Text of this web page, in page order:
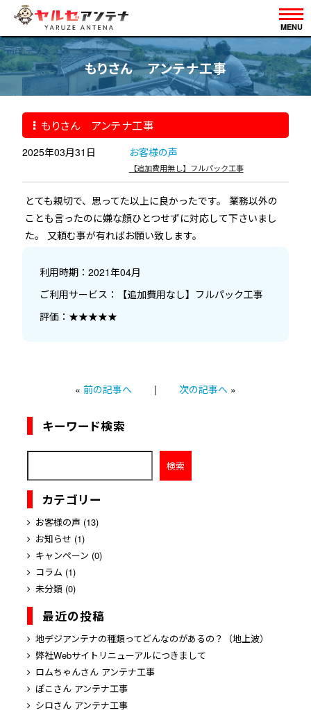
MENU
もりさん アンテナ工事
もりさん アンテナ工事
2025年03月31日 お客様の声
【追加費用無し】フルパック工事
とても親切で、思ってた以上に良かったです。 業務以外の
ことも言ったのに嫌な顔ひとつせずに対応して下さいまし
た。 又頼む事が有ればお願い致します。
利用時期：2021年04月
ご利用サービス：【追加費用なし】フルパック工事
評価：★★★★★
« 前の記事へ | 次の記事へ »
キーワード検索
検索
カテゴリー
お客様の声(13)
お知らせ (1)
キャンペーン (0)
コラム (1)
未分類(0)
最近の投稿
地デジアンテナの種類ってどんなのがあるの？（地上波）
弊社Webサイトリニューアルにつきまして
ロムちゃんさん アンテナ工事
ぽこさん アンテナ工事
シロさん アンテナ工事